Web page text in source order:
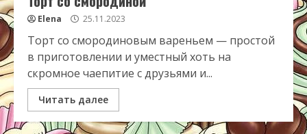
Elena 25.11.2023
Торт со смородиновым вареньем — простой
в приготовлении и уместный хоть на
скромное чаепитие с друзьями и...
Читать далее